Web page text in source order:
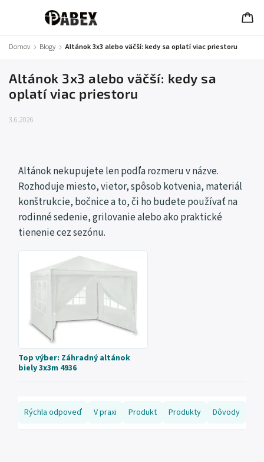
Domov / Blogy / Altánok 3x3 alebo väčší: kedy sa oplatí viac priestoru
Altánok 3x3 alebo väčší: kedy sa
oplatí viac priestoru
3.6.2026
Altánok nekupujete len podľa rozmeru v názve.
Rozhoduje miesto, vietor, spôsob kotvenia, materiál
konštrukcie, bočnice a to, či ho budete používať na
rodinné sedenie, grilovanie alebo ako praktické
tienenie cez sezónu.
Top výber: Záhradný altánok
biely 3x3m 4936
Rýchla odpoveď V praxi Produkt Produkty Dôvody